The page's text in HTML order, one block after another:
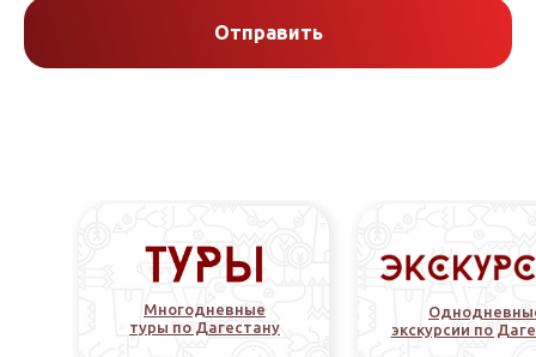
Отправить
Многодневные
туры по Дагестану
экскурсии по